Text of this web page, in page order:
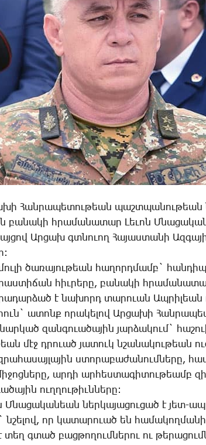
­Հան­րա­պե­տու­թեան
բա­նա­կի հրա­մա­նա­տար ­Լե­ւոն
Ար­ցախ գտնո­ւող ­Հա­յաս­տա­նի
ծա­ռա­յու­թեան հա­ղորդ­մամբ`
հիւ­րե­րը, բա­նա­կի
է նա­խորդ տա­րո­ւան
ա­տոնք ո­րա­կե­լով Ար­ցա­խի
զան­գո­ւա­ծա­յին յար­ձա­կում`
մէջ դրո­ւած յա­տուկ նշա­նա­կու­թեան
ստո­րա­բա­ժա­նում­նե­րը,
ար­դի ար­հես­տա­գի­տու­թեամբ
ուղ­ղու­թիւն­նե­րը:
Մ­նա­ցա­կա­նեան ներ­կա­յա­ցու­ցած է յետ-
որ կա­տա­րո­ւած են հա­մա­կող­մա­նի
տեղ գտած բաց­թո­ղում­նե­րու ու